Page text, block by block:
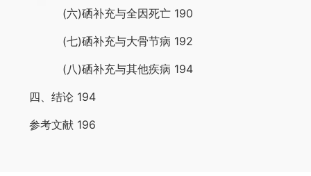
(六)硒补充与全因死亡 190
(七)硒补充与大骨节病 192
(八)硒补充与其他疾病 194
四、结论 194
参考文献 196